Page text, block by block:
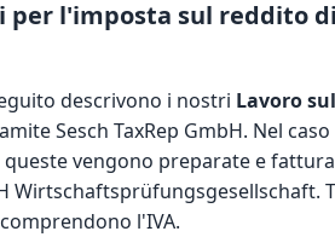
per l'imposta sul reddito
descrivono i nostri Lavoro
Sesch TaxRep GmbH. Nel
vengono preparate e
Wirtschaftsprüfungsgesellschaft.
l'IVA.